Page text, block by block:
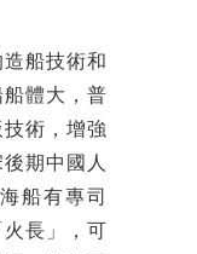
船技術和
體大，普
術，增強
期中國人
船有專司
長」，可